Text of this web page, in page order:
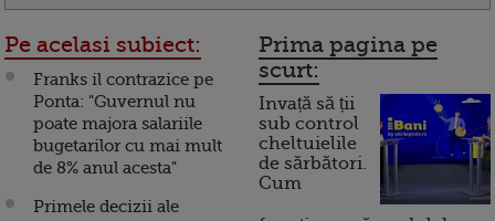
Pe acelasi subiect:
Franks il contrazice pe
Ponta: "Guvernul nu
poate majora salariile
bugetarilor cu mai mult
de 8% anul acesta"
Primele decizii ale
Prima pagina pe
scurt:
Invață să ții
sub control
cheltuielile
de sărbători.
Cum